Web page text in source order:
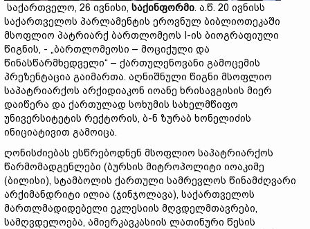
საქართველო, 26 ივნისი, საქინფორმი. ა.წ. 20 ივნისს
საქართველოს პარლამენტის ეროვნულ ბიბლიოთეკაში
მსოფლიო პატრიარქ ბართლომეოს I-ის ბიოგრაფიული
წიგნის, - „ბართლომეოსი – მოციქული და
წინასწარმხედველი“ – ქართულენოვანი გამოცემის
პრეზენტაცია გაიმართა. აღნიშნული წიგნი მსოფლიო
საპატრიარქოს არქიდიაკონ იოანე ხრისავგისის მიერ
დაიწერა და ქართულად სოხუმის სახელმწიფო
უნივერსიტეტის რექტორის, ბ-ნ ზურაბ ხონელიძის
ინიციატივით გამოიცა.
ღონისძიებას ესწრებოდნენ მსოფლიო საპატრიარქოს
წარმომადგენლები (ბურსის მიტროპოლიტი იოაკიმე
(ბილისი), სტამბოლის ქართული სამრევლოს წინამძღვარი
არქიმანდრიტი ილია (ჯინჯოლავა), საქართველოს
მართლმადიდებელი ეკლესიის მღვდელმთავრები,
სამღვდელოება, ამიერკავკასიის ლათინური წესის